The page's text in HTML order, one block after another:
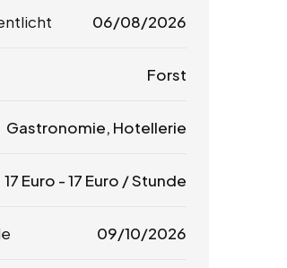
06/08/2026
Forst
Gastronomie, Hotellerie
17 Euro -17 Euro / Stunde
09/10/2026